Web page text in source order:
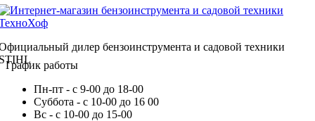
дилер бензоинструмента и садовой техники
График работы
Пн-пт - с 9-00 до 18-00
Суббота - с 10-00 до 16 00
Вс - с 10-00 до 15-00